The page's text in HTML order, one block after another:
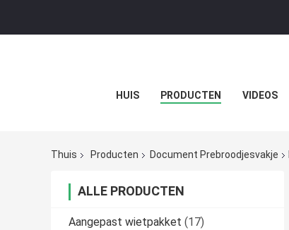
HUIS PRODUCTEN VIDEOS
Thuis Producten Document Prebroodjesvakje
ALLE PRODUCTEN
Aangepast wietpakket (17)